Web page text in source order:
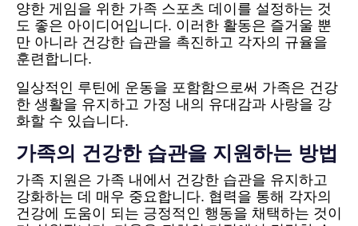
양한 게임을 위한 가족 스포츠 데이를 설정하는 것
도 좋은 아이디어입니다. 이러한 활동은 즐거울 뿐
만 아니라 건강한 습관을 촉진하고 각자의 규율을
훈련합니다.
일상적인 루틴에 운동을 포함함으로써 가족은 건강
한 생활을 유지하고 가정 내의 유대감과 사랑을 강
화할 수 있습니다.
가족의 건강한 습관을 지원하는 방법
가족 지원은 가족 내에서 건강한 습관을 유지하고
강화하는 데 매우 중요합니다. 협력을 통해 각자의
건강에 도움이 되는 긍정적인 행동을 채택하는 것이